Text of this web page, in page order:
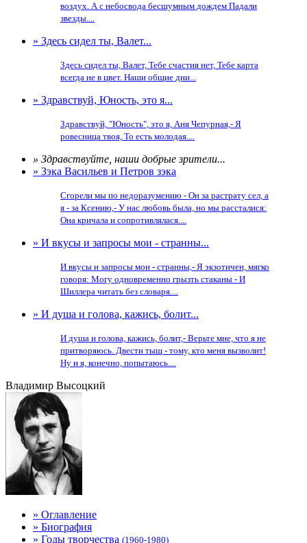
воздух. А с небосвода бесшумным дождем Падали
звезды....
» Здесь сидел ты, Валет...
Здесь сидел ты, Валет, Тебе счастия нет, Тебе карта
всегда не в цвет. Наши общие дни...
» Здравствуй, Юность, это я...
Здравствуй, "Юность", это я, Аня Чепурная,- Я
ровесница твоя, То есть молодая....
» Здравствуйте, наши добрые зрители...
» Зэка Васильев и Петров зэка
Сгорели мы по недоразумению - Он за растрату сел, а
я - за Ксению,- У нас любовь была, но мы рассталися:
Она кричала и сопротивлялася....
» И вкусы и запросы мои - странны...
И вкусы и запросы мои - странны,- Я экзотичен, мягко
говоря: Могу одновременно грызть стаканы - И
Шиллера читать без словаря....
» И душа и голова, кажись, болит...
И душа и голова, кажись, болит,- Верьте мне, что я не
притворяюсь. Двести тыщ - тому, кто меня вызволит!
Ну и я, конечно, попытаюсь....
Владимир Высоцкий
» Оглавление
» Биография
» Годы творчества (1960-1980)